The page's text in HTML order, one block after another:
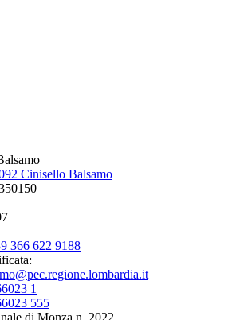
Cinisello Balsamo
366 622 9188
1
555